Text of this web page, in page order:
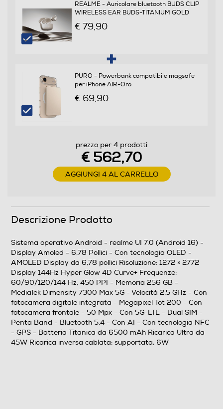
Versione sistema operativo
realme UI 7.0 (Android 16)
Octa Core
Velocità del processore in GHz
2,5
MediaTek Dimensity 7300 Max 5G
Fotocamera digitale
MegaPixel totali
200
Altre specifiche fotocamera/e
Fotocamera posteriore: 200MP + 8MP Fotocamera
Principale: 200MP OIS f/1.8 Ultra-Grandangolare: 8MP
f/2.0
REALME - Auricolare bluetooth BUDS CLIP
WIRELESS EAR BUDS-TITANIUM GOLD
€ 79,90
PURO - Powerbank compatibile magsafe
per iPhone AIR-Oro
€ 69,90
prezzo per 4 prodotti
€ 562,70
AGGIUNGI 4 AL CARRELLO
Descrizione Prodotto
Sistema operativo Android - realme UI 7.0 (Android 16) -
Display Amoled - 6,78 Pollici - Con tecnologia OLED -
AMOLED Display da 6,78 pollici Risoluzione: 1272 × 2772
Display 144Hz Hyper Glow 4D Curve+ Frequenze:
60/90/120/144 Hz, 450 PPI - Memoria 256 GB -
MediaTek Dimensity 7300 Max 5G - Velocità 2,5 GHz - Con
fotocamera digitale integrata - Megapixel Tot 200 - Con
fotocamera frontale - 50 Mpx - Con 5G-LTE - Dual SIM -
Penta Band - Bluetooth 5.4 - Con AI - Con tecnologia NFC
- GPS - Batteria Titanica da 6500 mAh Ricarica Ultra da
45W Ricarica inversa cablata: supportata, 6W